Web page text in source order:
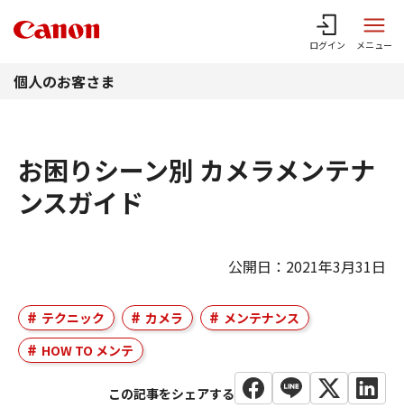
ログイン メニュー
個人のお客さま
お困りシーン別 カメラメンテナ
ンスガイド
公開日：2021年3月31日
テクニック カメラ
メンテナンス
HOW TO メンテ